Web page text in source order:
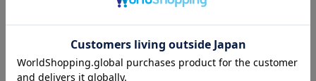
S M L XL